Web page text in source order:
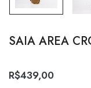
SAIA AREA
R$439,00